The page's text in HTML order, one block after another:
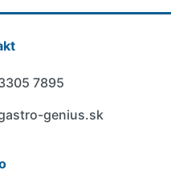
7895
genius.sk